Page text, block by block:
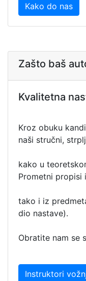
Kako do nas
Zašto baš
Kvalitetna
Kroz obuku
naši stručni,
kako u
Prometni propisi
tako i iz
dio nastave).
Obratite nam se
Instruktori